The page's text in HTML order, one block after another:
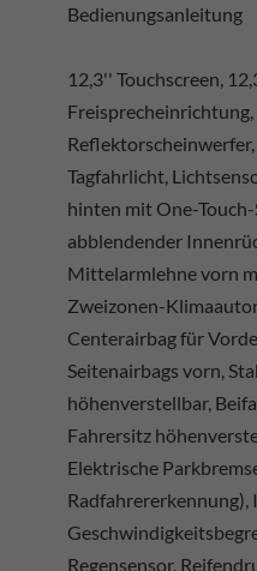
Bedienungsanleitung
12,3'' Touchscreen,
Tagfahrlicht,
hinten mit One-
abblendender
Mittelarmlehne vorn
Zweizonen-
Centerairbag für
Seitenairbags vorn,
höhenverstellbar,
Fahrersitz
Elektrische
Regensensor,